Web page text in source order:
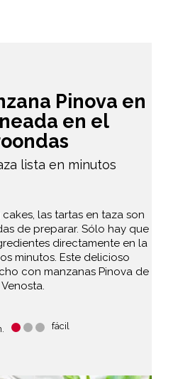
Pinova en
en el
lista en minutos
las tartas en taza son
de preparar. Sólo hay que
directamente en la
minutos. Este delicioso
con manzanas Pinova de
fácil